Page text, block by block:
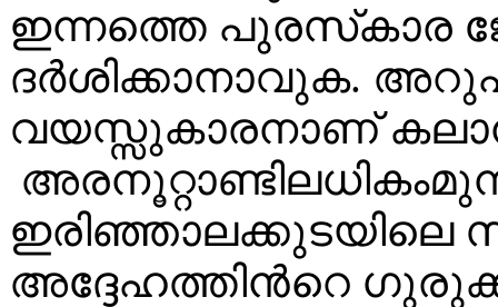
ഇന്നത്തെ പുരസ്‌കാര
ദർശിക്കാനാവുക.
വയസ്സുകാരനാണ്
ഇരിഞ്ഞാലക്കുടയിലെ
അദ്ദേഹത്തിൻറെ